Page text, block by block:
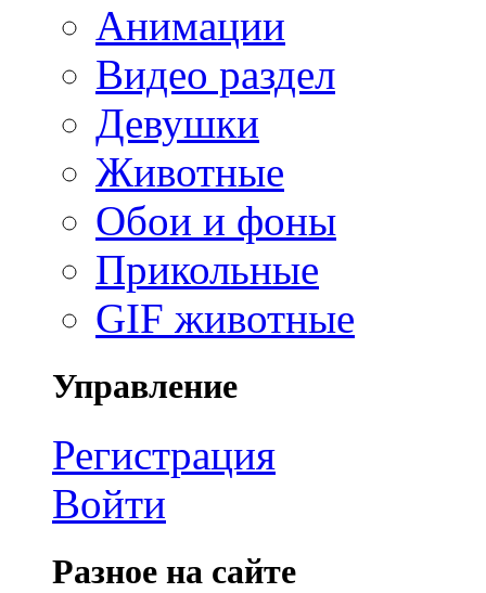
Анимации
Видео раздел
Девушки
Животные
Обои и фоны
Прикольные
GIF животные
Управление
Регистрация
Войти
Разное на сайте